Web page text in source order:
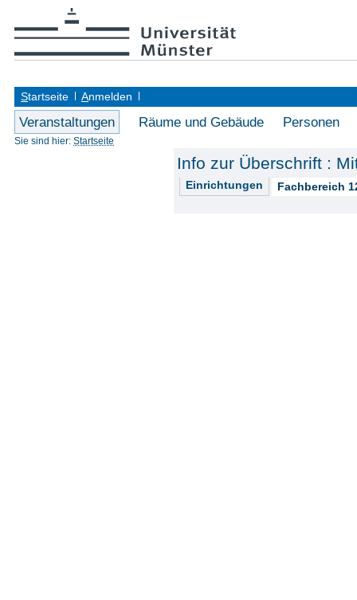
Startseite Anmelden
Veranstaltungen Räume und Gebäude Personen
Sie sind hier: Startseite
Info zur Überschrift :
Einrichtungen Fachbereich